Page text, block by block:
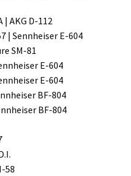
| AKG D-112
| Sennheiser E-604
SM-81
E-604
E-604
BF-804
BF-804
58